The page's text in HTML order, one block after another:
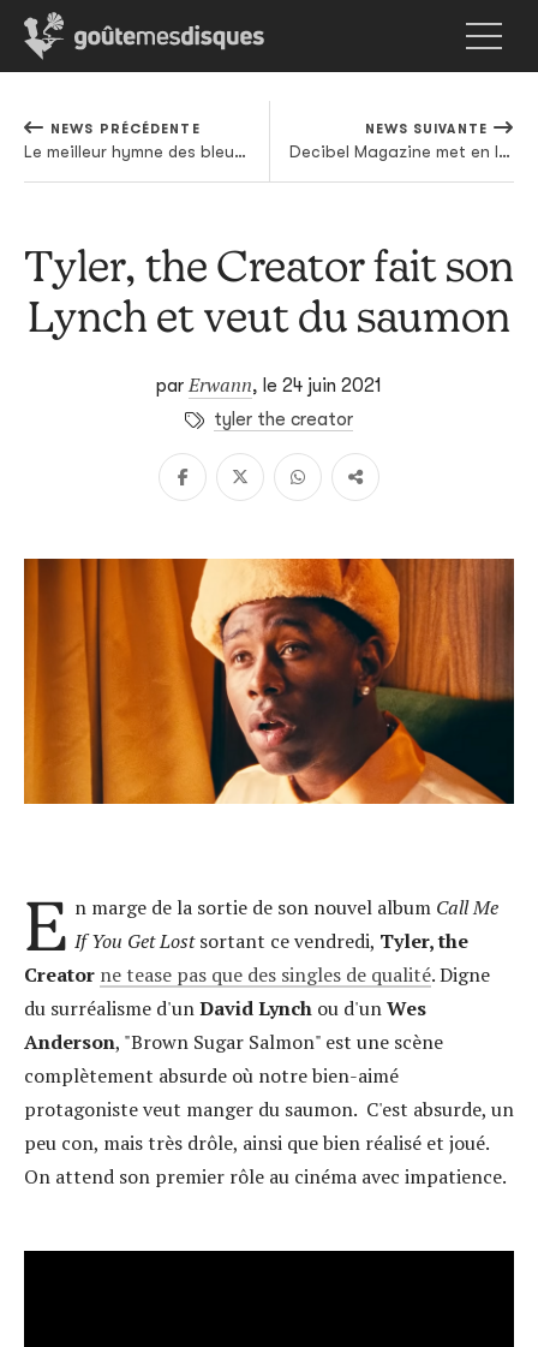
NEWS PRÉCÉDENTE
Le meilleur hymne des bleus, c’est cette parodie de JuL
NEWS SUIVANTE
Decibel Magazine met en ligne le docu des 20 ans d'Amenra
Tyler, the Creator fait son
Lynch et veut du saumon
parErwann, le 24 juin 2021
tyler the creator
E n marge de la sortie de son nouvel album Call Me
If You Get Lostsortant ce vendredi, Tyler, the
Creator ne tease pas que des singles de qualité. Digne
du surréalisme d'unDavid Lynch ou d'unWes
Anderson, "Brown Sugar Salmon" est une scène
complètement absurde où notre bien-aimé
protagoniste veut manger du saumon. C'est absurde, un
peu con, mais très drôle, ainsi que bien réalisé et joué.
On attend son premier rôle au cinéma avec impatience.